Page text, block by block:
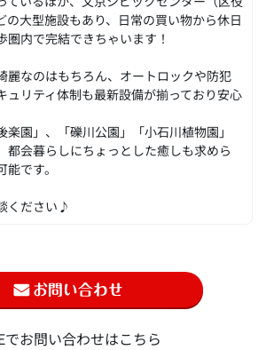
の大型施設もあり、日常の買い物から休日
圏内で完結できちゃいます！
麗なのはもちろん、オートロックや防犯
ュリティ体制も最新設備が揃っており安心
楽園」、「礫川公園」「小石川植物園」
都会暮らしにちょっとした癒しも求めら
です。
ください♪
でお問い合わせはこちら